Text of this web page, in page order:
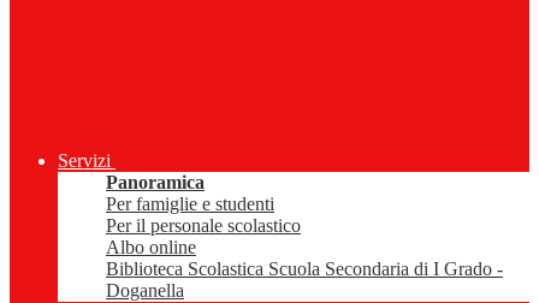
Servizi
Panoramica
Per famiglie e studenti
Per il personale scolastico
Albo online
Biblioteca Scolastica Scuola Secondaria di I Grado -
Doganella